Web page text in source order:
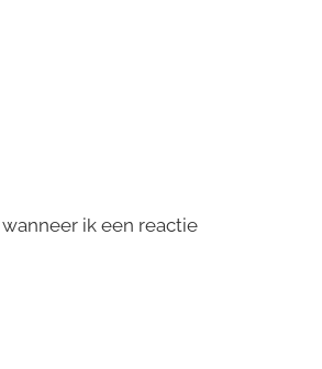
ik een reactie